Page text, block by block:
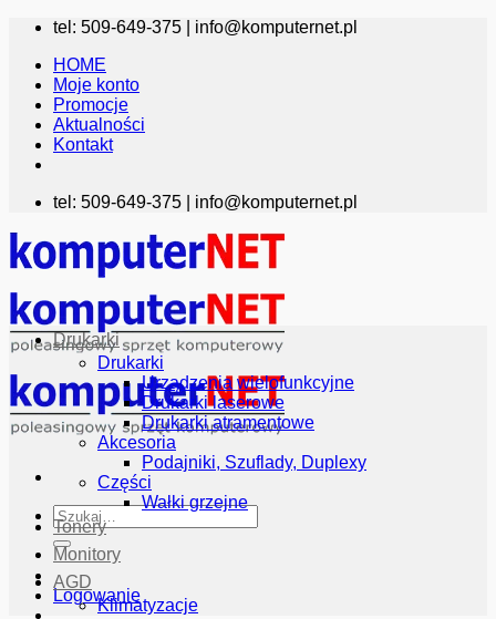
Przewiń
zawartości
tel: 509-649-375 | info@komputernet.pl
HOME
Moje konto
Promocje
Aktualności
Kontakt
tel: 509-649-375 | info@komputernet.pl
Szukaj:
Logowanie
Drukarki
Drukarki
Urządzenia wielofunkcyjne
Drukarki laserowe
Drukarki atramentowe
Akcesoria
Podajniki, Szuflady, Duplexy
Części
Wałki grzejne
Tonery
Monitory
AGD
Klimatyzacje